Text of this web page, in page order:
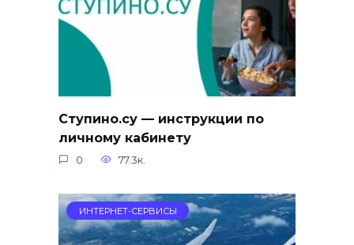
Ступино.су — инструкции по
личному кабинету
0 77.3к.
ИНТЕРНЕТ-СЕРВИСЫ